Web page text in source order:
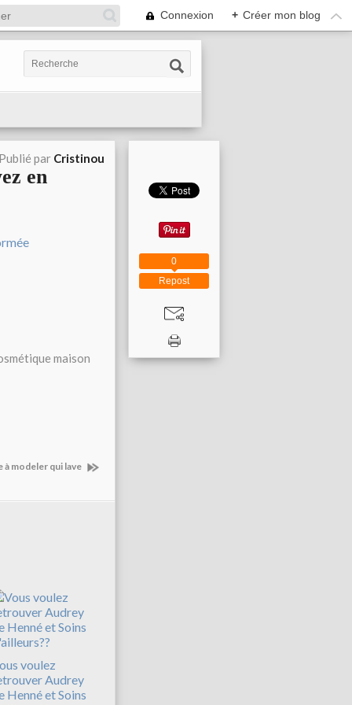
Connexion + Créer mon blog
Publié par Cristinou
en
maison
à modeler qui lave
voulez
Audrey
Henné et Soins
Repost
0